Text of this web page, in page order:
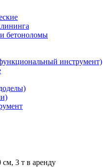
бетоноломы
инструмент)
3 т в аренду